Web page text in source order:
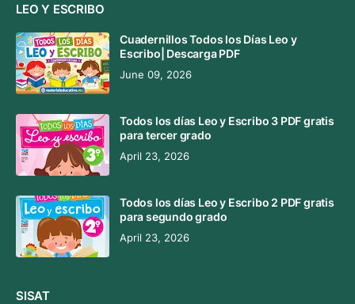
LEO Y ESCRIBO
Cuadernillos Todos los Días Leo y
Escribo| Descarga PDF
June 09, 2026
Todos los días Leo y Escribo 3 PDF gratis
para tercer grado
April 23, 2026
Todos los días Leo y Escribo 2 PDF gratis
para segundo grado
April 23, 2026
SISAT